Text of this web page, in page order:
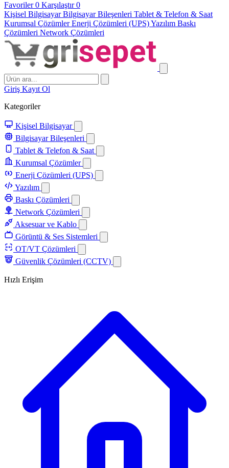
Favoriler0 Karşılaştır0
Kişisel BilgisayarBilgisayar Bileşenleri Tablet & Telefon & Saat
Kurumsal ÇözümlerEnerji Çözümleri (UPS)Yazılım Baskı
Çözümleri Network Çözümleri
Giriş Kayıt Ol
Kategoriler
Kişisel Bilgisayar
Bilgisayar Bileşenleri
Tablet & Telefon & Saat
Kurumsal Çözümler
Enerji Çözümleri (UPS)
Yazılım
Baskı Çözümleri
Network Çözümleri
Aksesuar ve Kablo
Görüntü & Ses Sistemleri
OT/VT Çözümleri
Güvenlik Çözümleri (CCTV)
Hızlı Erişim